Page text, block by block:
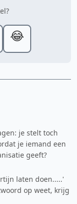
😂
je stelt toch
je iemand een
geeft?
laten doen.....'
op weet, krijg